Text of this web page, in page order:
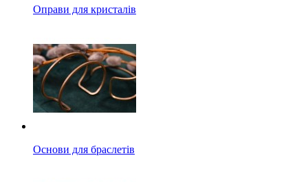
Оправи для кристалів
Основи для браслетів